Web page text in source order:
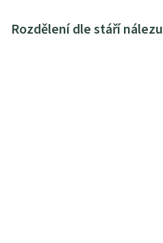
Rozdělení dle stáří nálezu